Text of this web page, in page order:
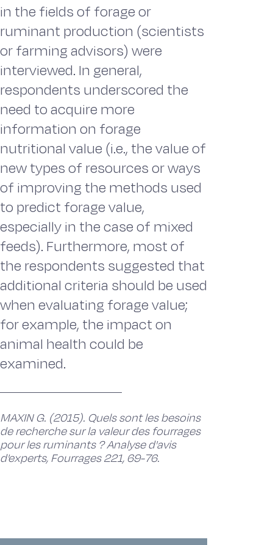
in the fields of forage or
ruminant production (scientists
or farming advisors) were
interviewed. In general,
respondents underscored the
need to acquire more
information on forage
nutritional value (i.e., the value of
new types of resources or ways
of improving the methods used
to predict forage value,
especially in the case of mixed
feeds). Furthermore, most of
the respondents suggested that
additional criteria should be used
when evaluating forage value;
for example, the impact on
animal health could be
examined.
MAXIN G. (2015). Quels sont les besoins
de recherche sur la valeur des fourrages
pour les ruminants ? Analyse d'avis
d'experts, Fourrages 221, 69-76.